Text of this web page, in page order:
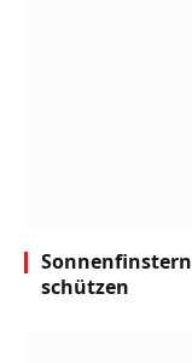
schützen